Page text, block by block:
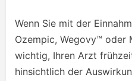
Wenn Sie mit der
Ozempic, Wegovy™ oder
wichtig, Ihren Arzt
hinsichtlich der